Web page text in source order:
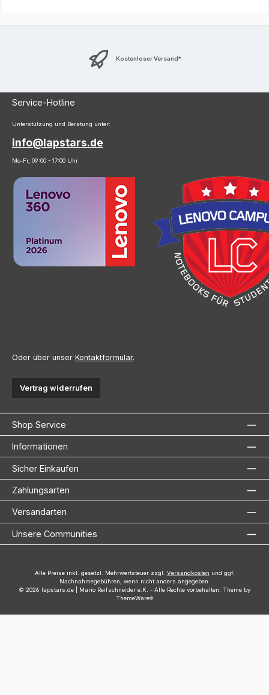
Kostenloser Versand*
Service-Hotline
Unterstützung und Beratung unter:
info@lapstars.de
Mo-Fr, 09:00 - 17:00 Uhr
Oder über unser Kontaktformular.
Vertrag widerrufen
Shop Service
Informationen
Sicher Einkaufen
Zahlungsarten
Versandarten
Unsere Communities
Alle Preise inkl. gesetzl. Mehrwertsteuer zzgl. Versandkosten und ggf.
Nachnahmegebühren, wenn nicht anders angegeben.
© 2026 lapstars.de | Mario Reifschneider e.K. - Alle Rechte vorbehalten. Theme by
ThemeWare®